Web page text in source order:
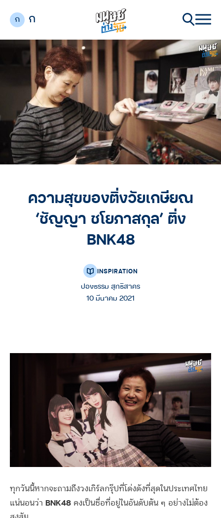
ก ก
ความสุขของติ่งวัยเกษียณ
‘ชัญญา ชโยภาสกุล’ ติ่ง
BNK48
INSPIRATION
ปองธรรม สุทธิสาคร
10 มีนาคม 2021
ทุกวันนี้หากจะถามถึงวงเกิร์ลกรุ๊ปที่โด่งดังที่สุดในประเทศไทย
แน่นอนว่า BNK48 คงเป็นชื่อที่อยู่ในอันดับต้น ๆ อย่างไม่ต้อง